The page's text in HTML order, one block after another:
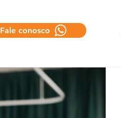
Fale conosco